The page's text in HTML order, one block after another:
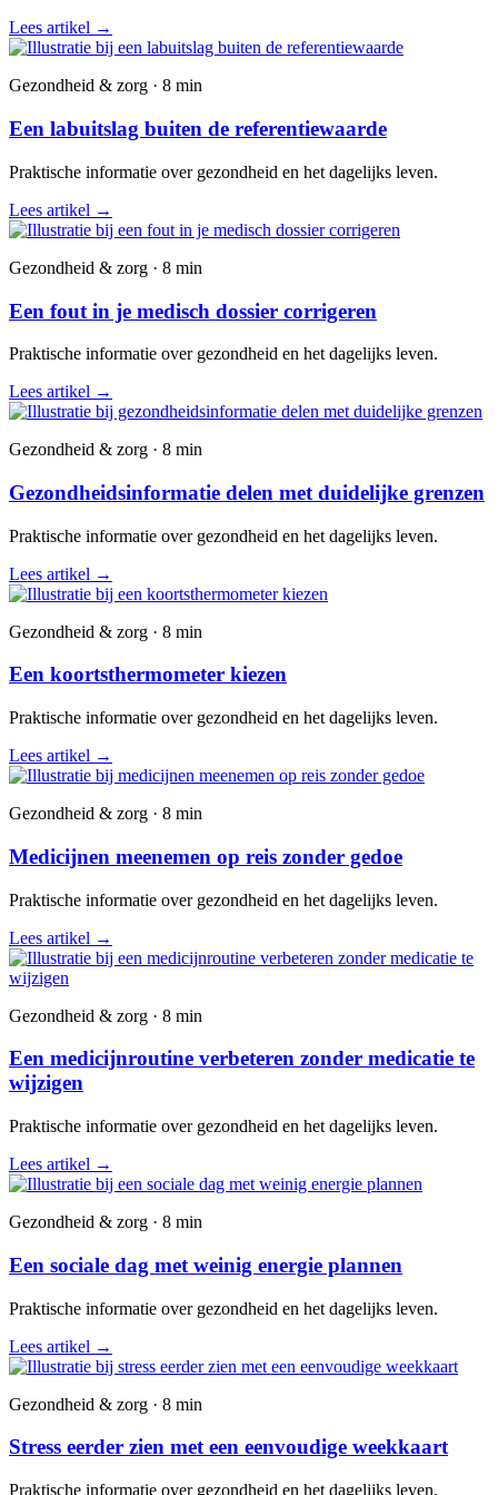
Lees artikel →
Gezondheid & zorg · 8 min
Een labuitslag buiten de referentiewaarde
Praktische informatie over gezondheid en het dagelijks leven.
Lees artikel →
Gezondheid & zorg · 8 min
Een fout in je medisch dossier corrigeren
Praktische informatie over gezondheid en het dagelijks leven.
Lees artikel →
Gezondheid & zorg · 8 min
Gezondheidsinformatie delen met duidelijke grenzen
Praktische informatie over gezondheid en het dagelijks leven.
Lees artikel →
Gezondheid & zorg · 8 min
Een koortsthermometer kiezen
Praktische informatie over gezondheid en het dagelijks leven.
Lees artikel →
Gezondheid & zorg · 8 min
Medicijnen meenemen op reis zonder gedoe
Praktische informatie over gezondheid en het dagelijks leven.
Lees artikel →
Gezondheid & zorg · 8 min
Een medicijnroutine verbeteren zonder medicatie te
wijzigen
Praktische informatie over gezondheid en het dagelijks leven.
Lees artikel →
Gezondheid & zorg · 8 min
Een sociale dag met weinig energie plannen
Praktische informatie over gezondheid en het dagelijks leven.
Lees artikel →
Gezondheid & zorg · 8 min
Stress eerder zien met een eenvoudige weekkaart
Praktische informatie over gezondheid en het dagelijks leven.